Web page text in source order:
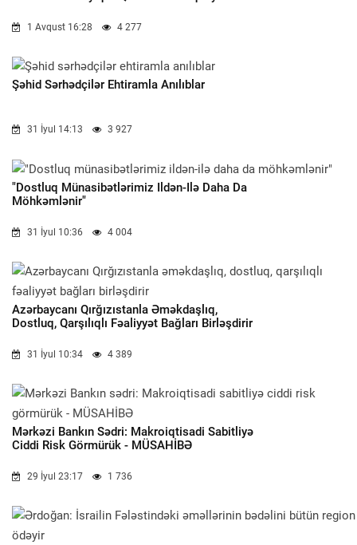
1 Avqust 16:28 4 277
Şəhid Sərhədçilər Ehtiramla Anılıblar
31 İyul 14:13 3 927
"Dostluq Münasibətlərimiz Ildən-Ilə Daha Da
Möhkəmlənir"
31 İyul 10:36 4 004
Azərbaycanı Qırğızıstanla Əməkdaşlıq,
Dostluq, Qarşılıqlı Fəaliyyət Bağları Birləşdirir
31 İyul 10:34 4 389
Mərkəzi Bankın Sədri: Makroiqtisadi Sabitliyə
Ciddi Risk Görmürük - MÜSAHİBƏ
29 İyul 23:17 1 736